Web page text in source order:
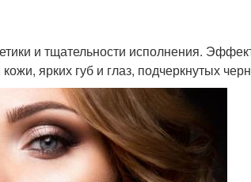
и тщательности исполнения.
ярких губ и глаз, подчеркнутых